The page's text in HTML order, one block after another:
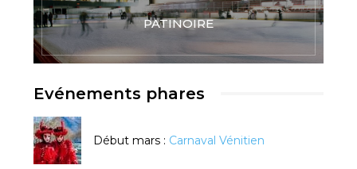
PATINOIRE
Evénements phares
Début mars : Carnaval Vénitien